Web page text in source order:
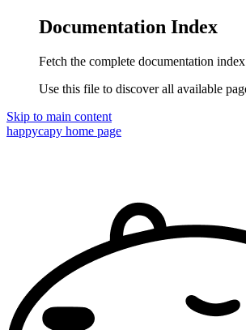
Documentation Index
Fetch the complete documentation
Use this file to discover all available
Skip to main content
happycapy home page